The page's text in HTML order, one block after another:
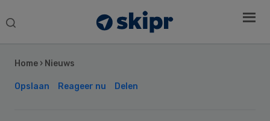
Search
Home › Nieuws
Opslaan Reageer nu Delen
Sidebar